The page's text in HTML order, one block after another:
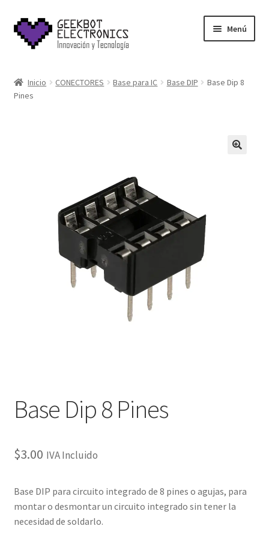
Saltar
a
navegación
Ir
al
contenido
Menú
About Us
Corte Láser
Diseño de Circuitos Impresos
Finalizar compra
Inicio CONECTORES Base para IC Base DIP
Base Dip 8
Pines
Base Dip 8 Pines
$3.00 IVA Incluido
Base DIP para circuito integrado de 8 pines o agujas, para
montar o desmontar un circuito integrado sin tener la
necesidad de soldarlo.